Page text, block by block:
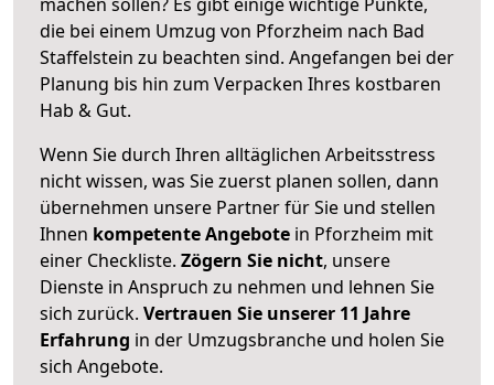
die bei einem Umzug von Pforzheim nach Bad
Staffelstein zu beachten sind. Angefangen bei der
Planung bis hin zum Verpacken Ihres kostbaren
Hab & Gut.
Wenn Sie durch Ihren alltäglichen Arbeitsstress
nicht wissen, was Sie zuerst planen sollen, dann
übernehmen unsere Partner für Sie und stellen
Ihnen kompetente Angebote in Pforzheim mit
einer Checkliste. Zögern Sie nicht, unsere
Dienste in Anspruch zu nehmen und lehnen Sie
sich zurück. Vertrauen Sie unserer 11 Jahre
Erfahrung in der Umzugsbranche und holen Sie
sich Angebote.